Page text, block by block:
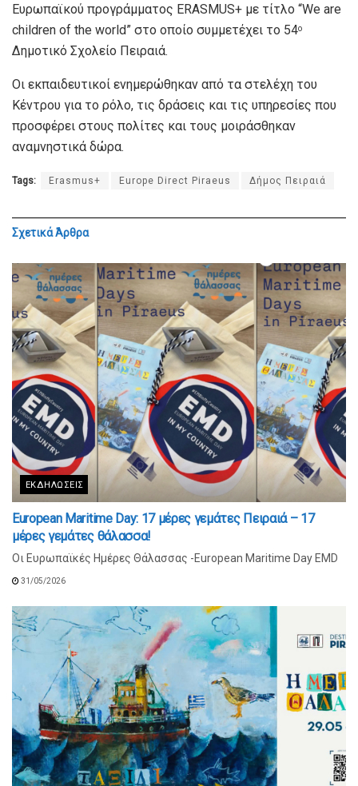
Ευρωπαϊκού προγράμματος ERASMUS+ με τίτλο “We are
children of the world” στο οποίο συμμετέχει το 54ο
Δημοτικό Σχολείο Πειραιά.
Οι εκπαιδευτικοί ενημερώθηκαν από τα στελέχη του
Κέντρου για το ρόλο, τις δράσεις και τις υπηρεσίες που
προσφέρει στους πολίτες και τους μοιράσθηκαν
αναμνηστικά δώρα.
Tags: Erasmus+ Europe Direct Piraeus Δήμος Πειραιά
ΣχετικάΆρθρα
ΕΚΔΗΛΏΣΕΙΣ
European Maritime Day: 17 μέρες γεμάτες Πειραιά – 17
μέρες γεμάτες θάλασσα!
Οι Ευρωπαϊκές Ημέρες Θάλασσας -European Maritime Day EMD
31/05/2026